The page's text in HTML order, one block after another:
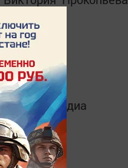
Татмедиа
MАХ: